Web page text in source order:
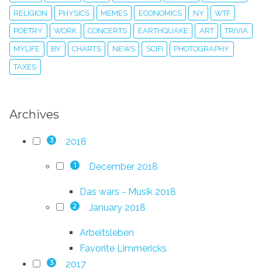
RELIGION PHYSICS MEMES ECONOMICS NY WTF
POETRY WORK CONCERTS EARTHQUAKE ART TRIVIA
MYLIFE BY CHARTS NEWS SCIFI PHOTOGRAPHY
TAXES
Archives
3 2018
1 December 2018
Das wars - Musik 2018
2 January 2018
Arbeitsleben
Favorite Limmericks
3 2017